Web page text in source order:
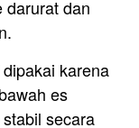
darurat dan
karena
es
secara